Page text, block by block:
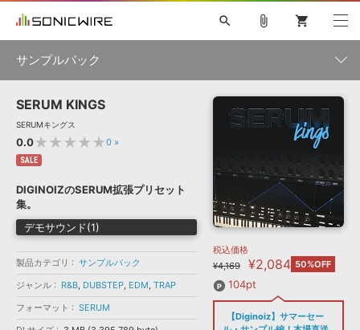
ソフト音源 »
プラグイン・エフェクト »
サンプルパック »
ソフトウェア／ツール »
DAW »
特集 »
ニュースレター »
SONICWIREブログ »
製品サポート情報 »
DTMガイド » 音楽カード
search
初音ミク NT 鏡音リン・レン V4X 巡音ルカ V4X
MEIKO V3
KAITO V3
SPITFIRE AUDIO
VIENNA
EZ DRUMMER 3
ライセンスフリーBGM
ボーカル抜き出し
DUBSTEP
ELECTRONICA
EDM TRANCE MUTANT
ROUTER.FM
ソフト音源 プラグイン・エフェクト
ソフトウェア／ツール 効果音
attach_file shopping_cart
サンプルパック
製品一覧
メーカー
フォーマット
SERUM KINGS
SERUMキングス
0.0★★★★★0 »
SALE
DIGINOIZのSERUM拡張プリセット
集。
デモサウンド(1)
製品カテゴリ
サンプルパック
ジャンル
R&B, DUBSTEP, EDM, TRAP
フォーマット
SERUM
税込価格
¥4,169
¥2,084 50%OFF
104pt
【Diginoiz】サマーセー